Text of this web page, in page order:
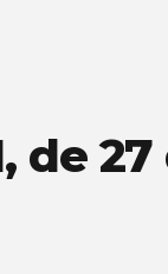
de